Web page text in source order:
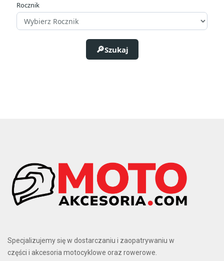
Rozmiar
Rocznik
Szukaj
Specjalizujemy się w dostarczaniu i zaopatrywaniu w
części i akcesoria motocyklowe oraz rowerowe.